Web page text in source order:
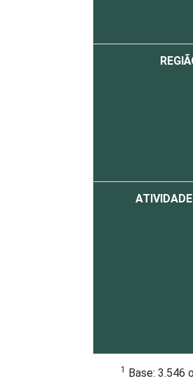
1
Base: 3.546